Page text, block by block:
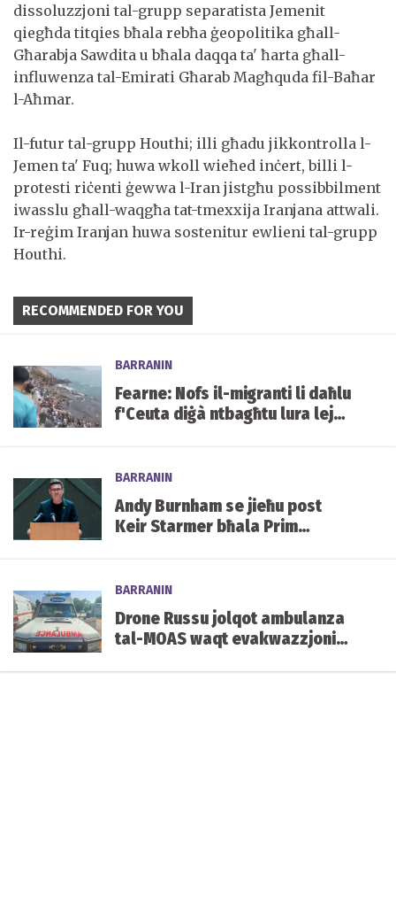
dissoluzzjoni tal-grupp separatista Jemenit
qiegħda titqies bħala rebħa ġeopolitika għall-
Għarabja Sawdita u bħala daqqa ta' ħarta għall-
influwenza tal-Emirati Għarab Magħquda fil-Baħar
l-Aħmar.
Il-futur tal-grupp Houthi; illi għadu jikkontrolla l-
Jemen ta' Fuq; huwa wkoll wieħed inċert, billi l-
protesti riċenti ġewwa l-Iran jistgħu possibbilment
iwasslu għall-waqgħa tat-tmexxija Iranjana attwali.
Ir-reġim Iranjan huwa sostenitur ewlieni tal-grupp
Houthi.
RECOMMENDED FOR YOU
BARRANIN
Fearne: Nofs il-migranti li daħlu
f'Ceuta diġà ntbagħtu lura lejn
BARRANIN
Andy Burnham se jieħu post
Keir Starmer bħala Prim
BARRANIN
Drone Russu jolqot ambulanza
tal-MOAS waqt evakwazzjoni